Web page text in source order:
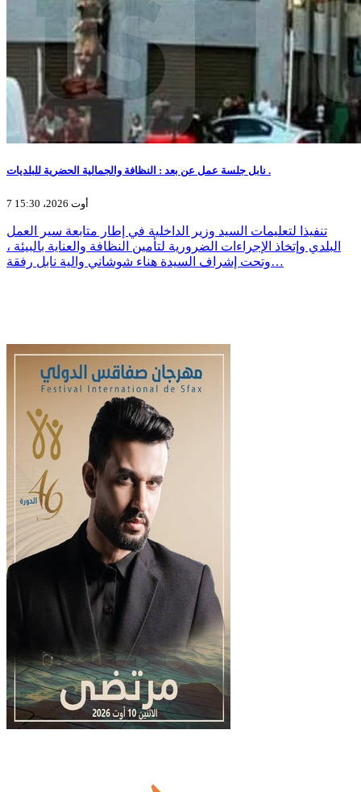
نابل جلسة عمل عن بعد : النظافة والجمالية الحضرية للبلديات .
7 أوت 2026، 15:30
تنفيذا لتعليمات السيد وزير الداخلية في إطار متابعة سير العمل
البلدي وإتخاذ الإجراءات الضرورية لتأمين النظافة والعناية بالبيئة ،
وتحت إشراف السيدة هناء شوشاني والية نابل رفقة…